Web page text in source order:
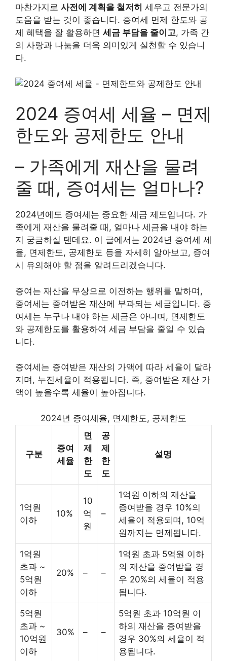
마찬가지로 사전에 계획을 철저히 세우고 전문가의
도움을 받는 것이 좋습니다. 증여세 면제 한도와 공
제 혜택을 잘 활용하면 세금 부담을 줄이고, 가족 간
의 사랑과 나눔을 더욱 의미있게 실천할 수 있습니
다.
2024 증여세 세율 – 면제
한도와 공제한도 안내
– 가족에게 재산을 물려
줄 때, 증여세는 얼마나?
2024년에도 증여세는 중요한 세금 제도입니다. 가
족에게 재산을 물려줄 때, 얼마나 세금을 내야 하는
지 궁금하실 텐데요. 이 글에서는 2024년 증여세 세
율, 면제한도, 공제한도 등을 자세히 알아보고, 증여
시 유의해야 할 점을 알려드리겠습니다.
증여는 재산을 무상으로 이전하는 행위를 말하며,
증여세는 증여받은 재산에 부과되는 세금입니다. 증
여세는 누구나 내야 하는 세금은 아니며, 면제한도
와 공제한도를 활용하여 세금 부담을 줄일 수 있습
니다.
증여세는 증여받은 재산의 가액에 따라 세율이 달라
지며, 누진세율이 적용됩니다. 즉, 증여받은 재산 가
액이 높을수록 세율이 높아집니다.
2024년 증여세율, 면제한도, 공제한도
구분
증여
세율
면
제
한
도
공
제
한
도
설명
1억원
이하
10%
10
억
원
–
1억원 이하의 재산을
증여받을 경우 10%의
세율이 적용되며, 10억
원까지는 면제됩니다.
1억원
초과 ~
5억원
이하
20% – –
1억원 초과 5억원 이하
의 재산을 증여받을 경
우 20%의 세율이 적용
됩니다.
5억원
초과 ~
10억원
이하
30% – –
5억원 초과 10억원 이
하의 재산을 증여받을
경우 30%의 세율이 적
용됩니다.